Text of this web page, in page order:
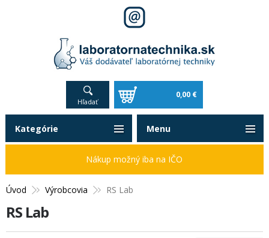
Hľadať
0,00 €
Úvod Výrobcovia RS Lab
RS Lab
Kategórie
Nákup možný iba na IČO
Menu